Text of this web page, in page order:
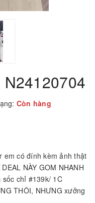
N24120704
Còn hàng
em có đính kèm ảnh thật
NÀY GOM NHANH
sốc chỉ #139k/ 1C
THÔI, NHƯNG xưởng